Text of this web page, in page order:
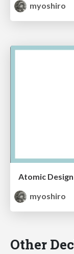
myoshiro
Atomic Design
myoshiro
Other